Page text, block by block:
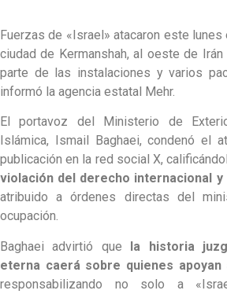
Fuerzas de «Israel» atacaron este
ciudad de Kermanshah, al oeste de
parte de las instalaciones y varios
informó la agencia estatal Mehr.
El portavoz del Ministerio de
Islámica, Ismail Baghaei, condenó el
publicación en la red social X,
violación del derecho internacional
atribuido a órdenes directas del
ocupación.
Baghaei advirtió que la historia
eterna caerá sobre quienes
responsabilizando no solo a